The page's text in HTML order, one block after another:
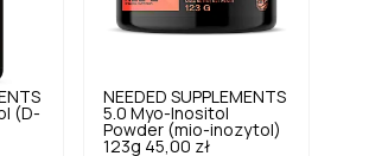
(D-
NEEDED SUPPLEMENTS
5.0 Myo-Inositol
Powder (mio-inozytol)
123g 45,00 zł